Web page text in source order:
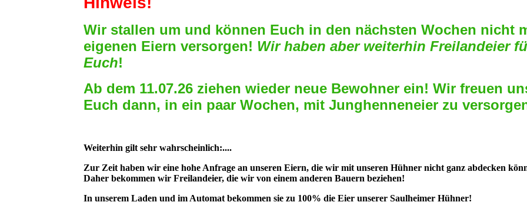
Wir stallen um und können Euch in den nächsten Wochen nicht
eigenen Eiern versorgen! Wir haben aber weiterhin Freilandeier
Euch!
Ab dem 11.07.26 ziehen wieder neue Bewohner ein! Wir freuen
Euch dann, in ein paar Wochen, mit Junghenneneier zu
Weiterhin gilt sehr wahrscheinlich:....
Zur Zeit haben wir eine hohe Anfrage an unseren Eiern, die wir mit unseren Hühner nicht ganz abdecken
Daher bekommen wir Freilandeier, die wir von einem anderen Bauern beziehen!
In unserem Laden und im Automat bekommen sie zu 100% die Eier unserer Saulheimer Hühner!